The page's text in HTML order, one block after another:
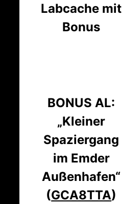
Labcache mit
Bonus
BONUS AL:
„Kleiner
Spaziergang
im Emder
Außenhafen“
(GCA8TTA)